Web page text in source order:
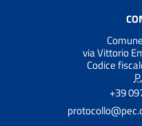
via Vittorio
Codice
+39